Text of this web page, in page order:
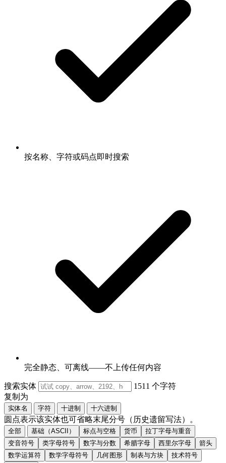
按名称、字符或码点即时搜索
完全静态、可离线——不上传任何内容
搜索实体
1511 个字符
复制为
实体名 字符 十进制 十六进制
圆点表示该实体也可省略末尾分号（历史遗留写法）。
全部 基础（ASCII） 标点与空格 货币
拉丁字母与重音
变音符号
类字母符号 数字与分数 希腊字母 西里尔字母
箭头
数学运算符
数学字母符号 几何图形 制表与方块 技术符号